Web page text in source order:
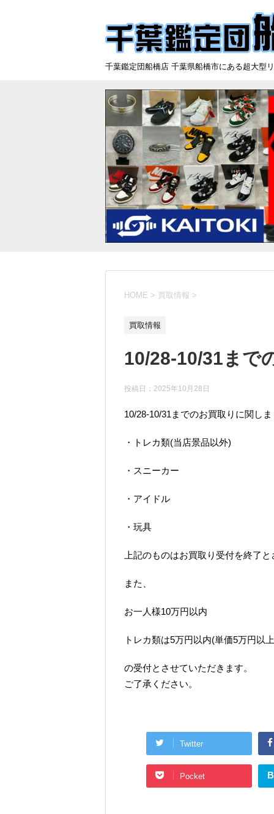
千葉鑑定団船橋店 千葉県船橋市にある超大
HOME > 買取情報 >
買取情報
10/28-10/31まで
投稿日： 2025年10月28日
10/28-10/31までのお買取りに関し
・トレカ類(当店景品以外)
・スニーカー
・アイドル
・玩具
上記のものはお買取り受付を終了
また、
お一人様10万円以内
トレカ類は5万円以内(単価5万円以
の受付とさせていただきます。
ご了承ください。
Twitter
Pocket